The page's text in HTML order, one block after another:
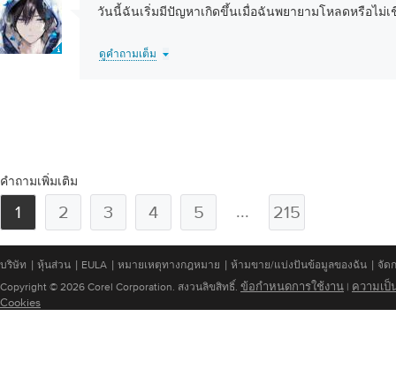
วันนี้ฉันเริ่มมีปัญหาเกิดขึ้นเมื่อฉันพยายามโหลดหรือไม่
ดูคำถามเต็ม
คำถามเพิ่มเติม
1 2 3 4 5 ... 215
บริษัท | หุ้นส่วน | EULA | หมายเหตุทางกฎหมาย | ห้ามขาย/แบ่งปันข้อมูลของฉัน | จัด
Copyright © 2026 Corel Corporation. สงวนลิขสิทธิ์. ข้อกำหนดการใช้งาน | ความเป็
Cookies